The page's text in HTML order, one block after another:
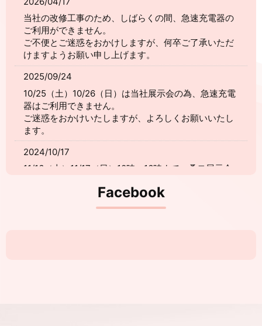
当社の改修工事のため、しばらくの間、急速充電器の
ご利用ができません。
ご不便とご迷惑をおかけしますが、何卒ご了承いただ
けますようお願い申し上げます。
2025/09/24
10/25（土）10/26（日）は当社展示会の為、急速充電
器はご利用できません。
ご迷惑をおかけいたしますが、よろしくお願いいたし
ます。
2024/10/17
11/16（土）11/17（日）10時～16時まで、桑モ展示会
皆様お誘いの上、是非ご来場ください。
Facebook